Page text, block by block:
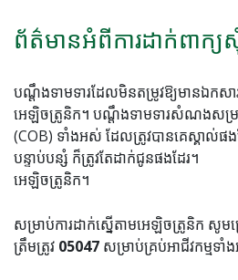
ព័ត៌មានអំពីការដាក់ពាក្យ
បណ្តឹងទាមទារដែលមិនតម្រូវឱ្យមានឯកសារ
អេឡិចត្រូនិក។ បណ្តឹងទាមទារសំណងសម្
(COB) ទាំងអស់ ដែលត្រូវបានគេស្គាល់ផងដ
បន្ទាប់បន្សំ ក៏ត្រូវតែដាក់ជូនផងដែរ។
អេឡិចត្រូនិក។
សម្រាប់ការដាក់ស្នើតាមអេឡិចត្រូនិក សូម
ត្រឹមត្រូវ 05047 សម្រាប់គ្រប់អាជីវកម្មទ